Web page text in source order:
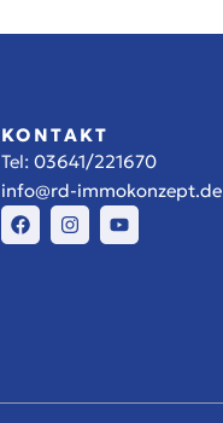
KONTAKT
Tel: 03641/221670
info@rd-immokonzept.de